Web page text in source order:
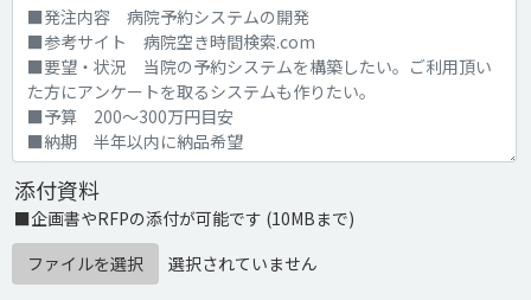
添付資料
■企画書やRFPの添付が可能です (10MBまで)
ファイルを選択
選択されていません